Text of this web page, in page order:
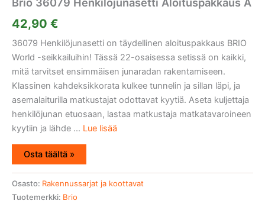
42,90 €
36079 Henkilöjunasetti on täydellinen aloituspakkaus BRIO
World -seikkailuihin! Tässä 22-osaisessa setissä on kaikki,
mitä tarvitset ensimmäisen junaradan rakentamiseen.
Klassinen kahdeksikkorata kulkee tunnelin ja sillan läpi, ja
asemalaiturilla matkustajat odottavat kyytiä. Aseta kuljettaja
henkilöjunan etuosaan, lastaa matkustaja matkatavaroineen
kyytiin ja lähde ... Lue lisää
Osta täältä »
Osasto: Rakennussarjat ja koottavat
Tuotemerkki: Brio